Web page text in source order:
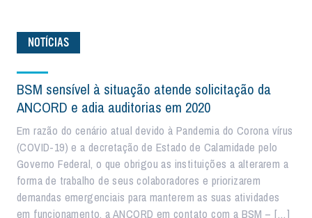
NOTÍCIAS
BSM sensível à situação atende solicitação da
ANCORD e adia auditorias em 2020
Em razão do cenário atual devido à Pandemia do Corona vírus
(COVID-19) e a decretação de Estado de Calamidade pelo
Governo Federal, o que obrigou as instituições a alterarem a
forma de trabalho de seus colaboradores e priorizarem
demandas emergenciais para manterem as suas atividades
em funcionamento, a ANCORD em contato com a BSM – […]